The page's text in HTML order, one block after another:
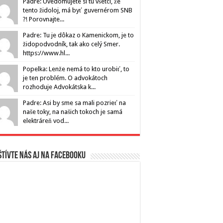
tento židoloj, má byť guvernérom SNB
?! Porovnajte...
Padre: Tu je dôkaz o Kamenickom, je to
židopodvodník, tak ako celý Smer.
https://www.hl...
Popelka: Lenže nemá to kto urobiť, to
je ten problém. O advokátoch
rozhoduje Advokátska k...
Padre: Asi by sme sa mali pozrieť na
naše toky, na našich tokoch je samá
elektráreň vod...
nás aj na Facebooku